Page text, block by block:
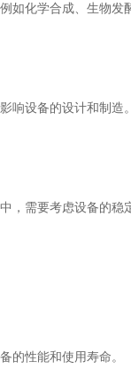
化学合成、生物发
设备的设计和制造。
需要考虑设备的稳
性能和使用寿命。